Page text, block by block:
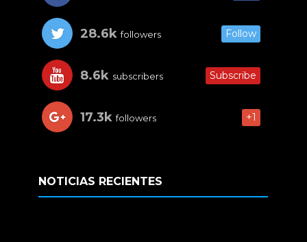
28.6k followers Follow
8.6k subscribers Subscribe
17.3k followers +1
NOTICIAS RECIENTES